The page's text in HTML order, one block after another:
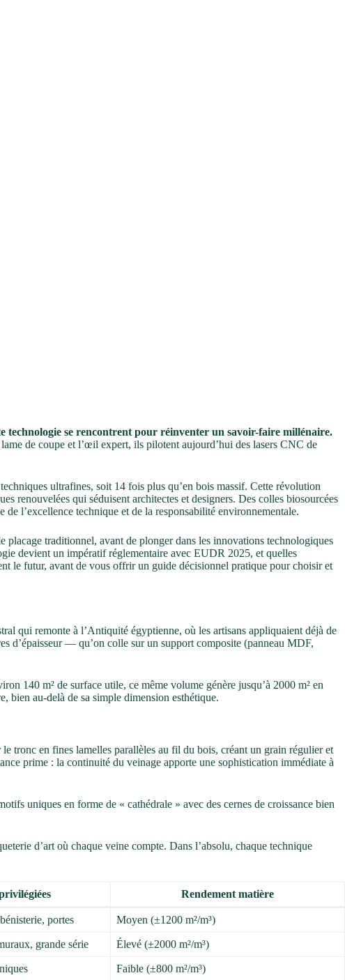
technologie se rencontrent pour réinventer un savoir-faire millénaire.
de coupe et l’œil expert, ils pilotent aujourd’hui des lasers CNC de
ultrafines, soit 14 fois plus qu’en bois massif. Cette révolution
renouvelées qui séduisent architectes et designers. Des colles biosourcées
l’excellence technique et de la responsabilité environnementale.
traditionnel, avant de plonger dans les innovations technologiques
devient un impératif réglementaire avec EUDR 2025, et quelles
le futur, avant de vous offrir un guide décisionnel pratique pour choisir et
qui remonte à l’Antiquité égyptienne, où les artisans appliquaient déjà de
d’épaisseur — qu’on colle sur un support composite (panneau MDF,
140 m² de surface utile, ce même volume génère jusqu’à 2000 m² en
bien au-delà de sa simple dimension esthétique.
le tronc en fines lamelles parallèles au fil du bois, créant un grain régulier et
prime : la continuité du veinage apporte une sophistication immédiate à
uniques en forme de « cathédrale » avec des cernes de croissance bien
d’art où chaque veine compte. Dans l’absolu, chaque technique
Rendement matière
portes Moyen (±1200 m²/m³)
grande série Élevé (±2000 m²/m³)
Faible (±800 m²/m³)